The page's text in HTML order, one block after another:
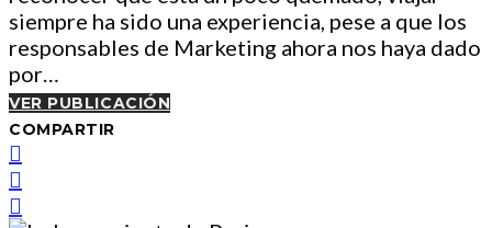
siempre ha sido una experiencia, pese a que los
responsables de Marketing ahora nos haya dado
por…
VER PUBLICACIÓN
COMPARTIR